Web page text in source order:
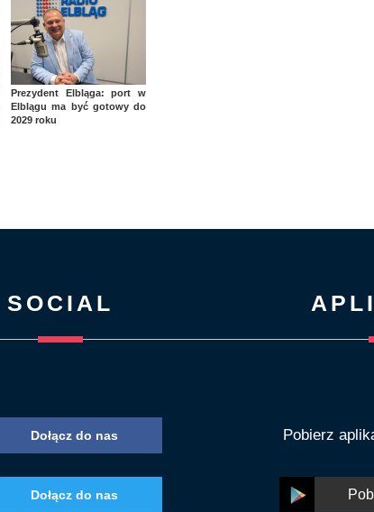
Prezydent Elbląga: port w
Elblągu ma być gotowy do
2029 roku
SOCIAL
Dołącz do nas
Dołącz do nas
Pobierz